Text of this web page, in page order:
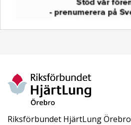
Riksförbundet HjärtLung Örebro